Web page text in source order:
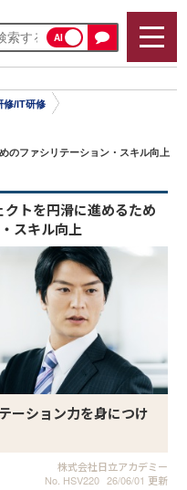
AI
修/IT研修
のファシリテーション・スキル向上
クトを円滑に進めるため
スキル向上
ーション力を身につけ
株式会社日立アカデミー
No. HSV220 26/06/01 更新